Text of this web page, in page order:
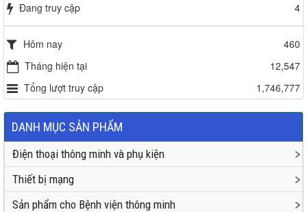
Đang truy cập 4
Hôm nay
460
Tháng hiện tại
12,547
Tổng lượt truy cập
1,746,777
DANH MỤC SẢN PHẨM
Điện thoại thông minh và phụ kiện
Thiết bị mạng
Sản phẩm cho Bệnh viện thông minh